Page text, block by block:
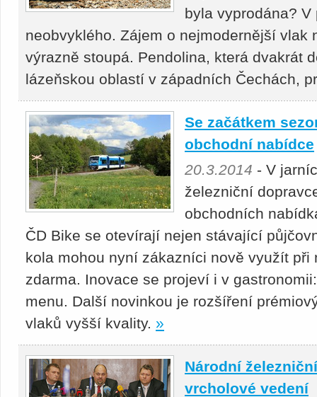
byla vyprodána?
neobvyklého. Zájem o nejmodernější vlak
výrazně stoupá. Pendolina, která dvakrát
lázeňskou oblastí v západních Čechách,
Se začátkem
obchodní nabídce
20.3.2014 - V
železniční
obchodních
ČD Bike se otevírají nejen stávající
kola mohou nyní zákazníci nově využít při
zdarma. Inovace se projeví i v
menu. Další novinkou je rozšíření
vlaků vyšší kvality. »
Národní
vrcholové vedení